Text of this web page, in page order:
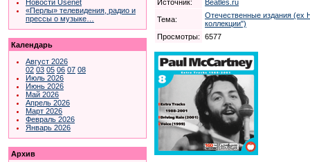
Новости Usenet
«Перлы» телевидения, радио и
прессы о музыке…
Календарь
Август 2026
02 03 05 06 07 08
Июль 2026
Июнь 2026
Май 2026
Апрель 2026
Март 2026
Февраль 2026
Январь 2026
Архив
Источник:
Beatles.ru
Тема:
Отечественные издания (ex
коллекции")
Просмотры:
6577